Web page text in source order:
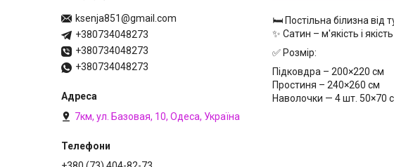
🛏 Постільна білизна від
✨ Сатин – м'якість і
✅ Розмір:
Підковдра – 200×220 см
Простиня – 240×260 см
Наволочки — 4 шт. 50×70
ksenja851@gmail.com
+380734048273
+380734048273
+380734048273
7км, ул. Базовая, 10, Одеса, Україна